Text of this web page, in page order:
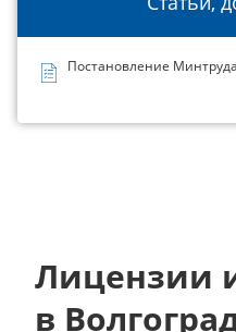
Постановление
Лицензии
в